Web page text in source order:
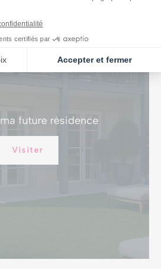
ma future résidence
Visiter